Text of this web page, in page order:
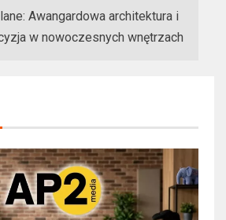
Awangardowa architektura i
w nowoczesnych wnętrzach